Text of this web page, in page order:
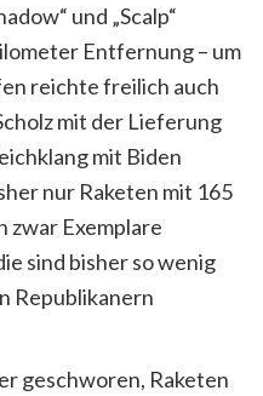
und „Scalp“
Entfernung – um
reichte freilich auch
mit der Lieferung
mit Biden
nur Raketen mit 165
zwar Exemplare
sind bisher so wenig
Republikanern
geschworen, Raketen